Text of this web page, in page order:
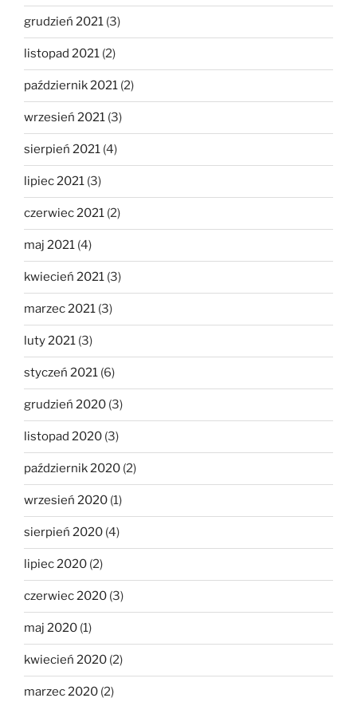
grudzień 2021 (3)
listopad 2021 (2)
październik 2021 (2)
wrzesień 2021 (3)
sierpień 2021 (4)
lipiec 2021 (3)
czerwiec 2021 (2)
maj 2021 (4)
kwiecień 2021 (3)
marzec 2021 (3)
luty 2021 (3)
styczeń 2021 (6)
grudzień 2020 (3)
listopad 2020 (3)
październik 2020 (2)
wrzesień 2020 (1)
sierpień 2020 (4)
lipiec 2020 (2)
czerwiec 2020 (3)
maj 2020 (1)
kwiecień 2020 (2)
marzec 2020 (2)